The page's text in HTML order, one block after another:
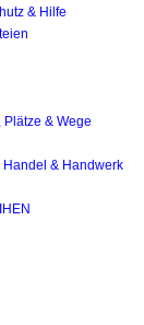
& Hilfe
Plätze & Wege
Handel & Handwerk